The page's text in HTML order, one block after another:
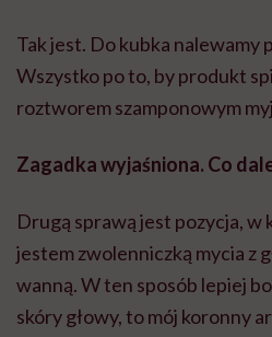
Tak jest. Do kubka nalewamy
Wszystko po to, by produkt
roztworem szamponowym
Zagadka wyjaśniona. Co
Drugą sprawą jest pozycja, w
jestem zwolenniczką mycia z
wanną. W ten sposób lepiej
skóry głowy, to mój koronny